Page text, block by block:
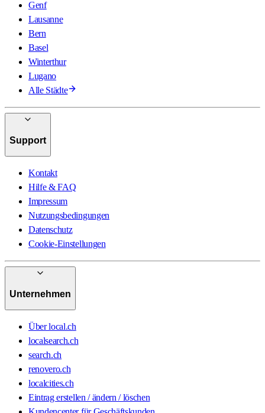
Genf
Lausanne
Bern
Basel
Winterthur
Lugano
Alle Städte
Support
Kontakt
Hilfe & FAQ
Impressum
Nutzungsbedingungen
Datenschutz
Cookie-Einstellungen
Unternehmen
Über local.ch
localsearch.ch
search.ch
renovero.ch
localcities.ch
Eintrag erstellen / ändern / löschen